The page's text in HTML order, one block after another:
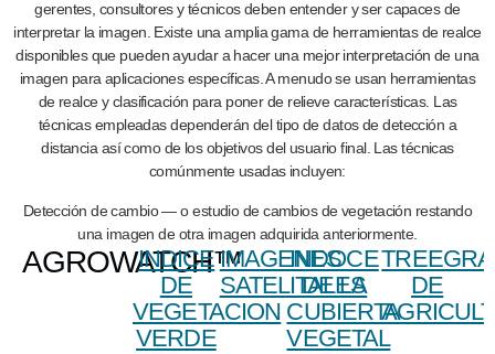
gerentes, consultores y técnicos deben entender y ser capaces de
interpretar la imagen. Existe una amplia gama de herramientas de realce
disponibles que pueden ayudar a hacer una mejor interpretación de una
imagen para aplicaciones específicas. A menudo se usan herramientas
de realce y clasificación para poner de relieve características. Las
técnicas empleadas dependerán del tipo de datos de detección a
distancia así como de los objetivos del usuario final. Las técnicas
comúnmente usadas incluyen:
Detección de cambio — o estudio de cambios de vegetación restando
una imagen de otra imagen adquirida anteriormente.
AGROWATCH™
INDICE
DE
VEGETACION
VERDE
IMAGENES
SATELITALES
INDOCE
DE LA
CUBIERTA
VEGETAL
DE